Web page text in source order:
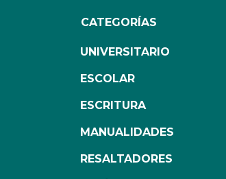
CATEGORÍAS
UNIVERSITARIO
ESCOLAR
ESCRITURA
MANUALIDADES
RESALTADORES